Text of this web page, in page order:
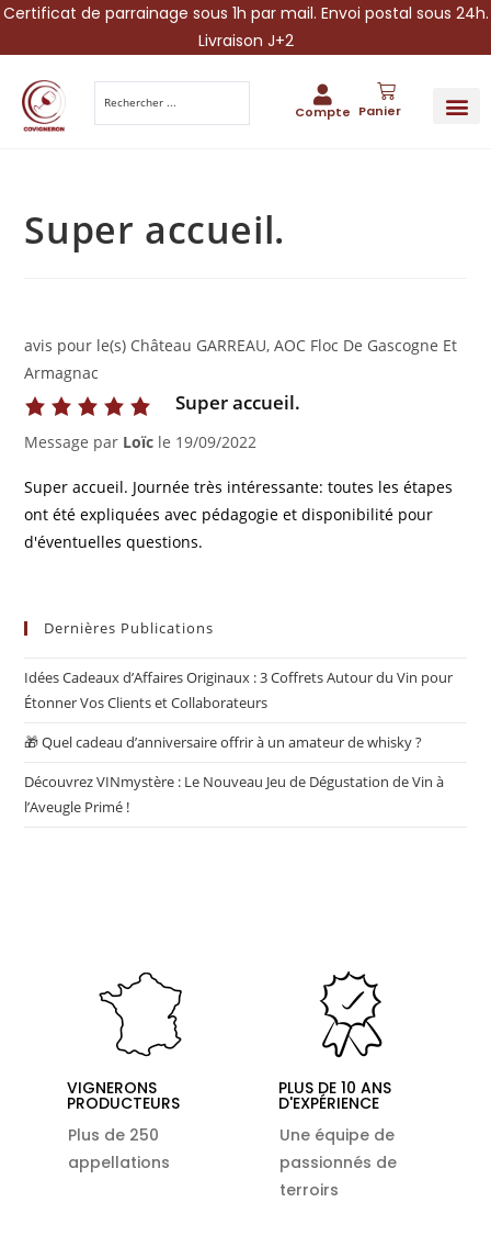
Certificat de parrainage sous 1h par mail. Envoi postal sous 24h.
Livraison J+2
Compte Panier
Super accueil.
avis pour le(s) Château GARREAU, AOC Floc De Gascogne Et
Armagnac
Super accueil.
Message par Loïc le 19/09/2022
Super accueil. Journée très intéressante: toutes les étapes
ont été expliquées avec pédagogie et disponibilité pour
d'éventuelles questions.
Dernières Publications
Idées Cadeaux d’Affaires Originaux : 3 Coffrets Autour du Vin pour
Étonner Vos Clients et Collaborateurs
🎁 Quel cadeau d’anniversaire offrir à un amateur de whisky ?
Découvrez VINmystère : Le Nouveau Jeu de Dégustation de Vin à
l’Aveugle Primé !
VIGNERONS
PRODUCTEURS
Plus de 250
appellations
PLUS DE 10 ANS
D'EXPÉRIENCE
Une équipe de
passionnés de
terroirs